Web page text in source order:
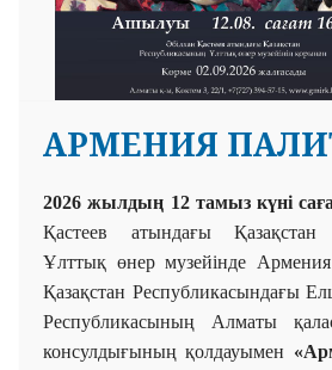
АРМЕНИЯ
2026 жылдың 12 тамыз күні
Қастеев атындағы Қазақстан
Ұлттық өнер музейінде
Қазақстан Республикасындағы
Республикасының Алматы
консулдығының қолдауымен